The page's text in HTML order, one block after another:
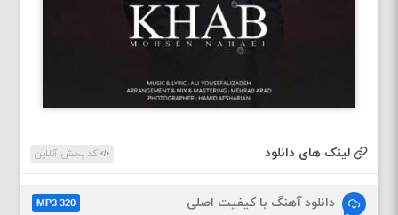
لینک های دانلود کد پخش آنلاین
دانلود آهنگ با کیفیت اصلی MP3 320